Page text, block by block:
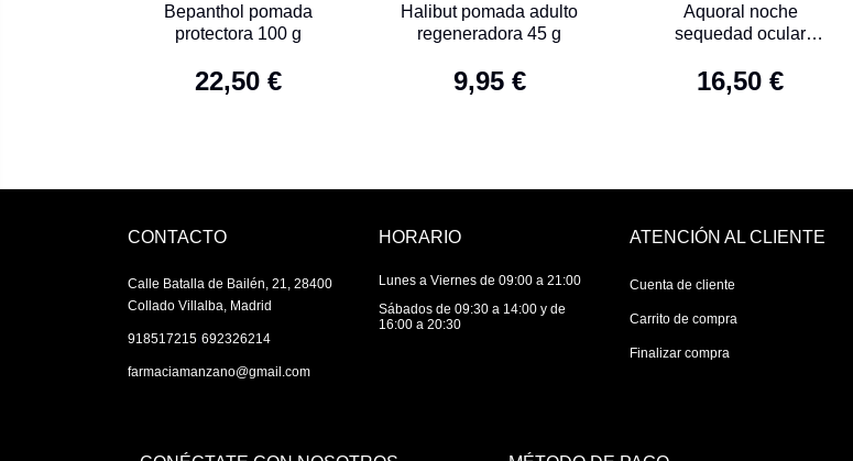
Bepanthol pomada
protectora 100 g
22,50 €
Halibut pomada adulto
regeneradora 45 g
9,95 €
Aquoral noche
sequedad ocular
16,50 €
CONTACTO
Calle Batalla de Bailén, 21, 28400
Collado Villalba, Madrid
918517215 692326214
farmaciamanzano@gmail.com
HORARIO
Lunes a Viernes de 09:00 a 21:00
Sábados de 09:30 a 14:00 y de
16:00 a 20:30
ATENCIÓN AL CLIENTE
Cuenta de cliente
Carrito de compra
Finalizar compra